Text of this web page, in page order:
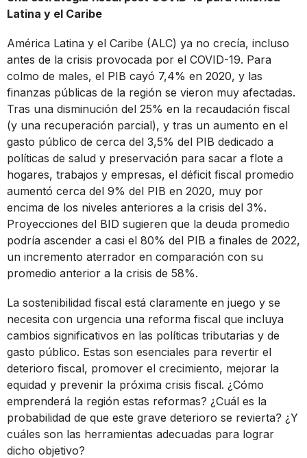
Latina y el Caribe
América Latina y el Caribe (ALC) ya no crecía, incluso
antes de la crisis provocada por el COVID-19. Para
colmo de males, el PIB cayó 7,4% en 2020, y las
finanzas públicas de la región se vieron muy afectadas.
Tras una disminución del 25% en la recaudación fiscal
(y una recuperación parcial), y tras un aumento en el
gasto público de cerca del 3,5% del PIB dedicado a
políticas de salud y preservación para sacar a flote a
hogares, trabajos y empresas, el déficit fiscal promedio
aumentó cerca del 9% del PIB en 2020, muy por
encima de los niveles anteriores a la crisis del 3%.
Proyecciones del BID sugieren que la deuda promedio
podría ascender a casi el 80% del PIB a finales de 2022,
un incremento aterrador en comparación con su
promedio anterior a la crisis de 58%.
La sostenibilidad fiscal está claramente en juego y se
necesita con urgencia una reforma fiscal que incluya
cambios significativos en las políticas tributarias y de
gasto público. Estas son esenciales para revertir el
deterioro fiscal, promover el crecimiento, mejorar la
equidad y prevenir la próxima crisis fiscal. ¿Cómo
emprenderá la región estas reformas? ¿Cuál es la
probabilidad de que este grave deterioro se revierta? ¿Y
cuáles son las herramientas adecuadas para lograr
dicho objetivo?